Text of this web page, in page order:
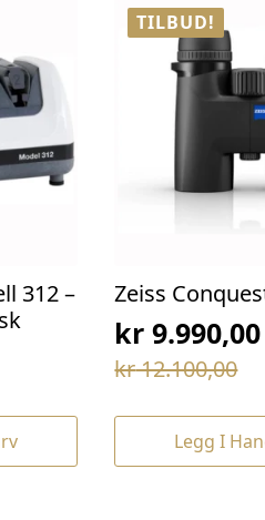
312 –
TILBUD!
Zeiss
kr12.100,00
Opprinnelig
var:
kr
kr 9.990,00
Nåværende
er:
kr
Legg I